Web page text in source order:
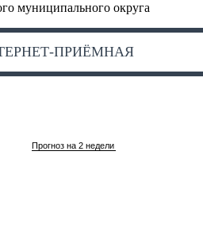
муниципального округа
ПРИЁМНАЯ